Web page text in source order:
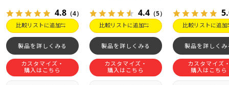
4.8 （4）
比較リストに追加
製品を詳しくみる
カスタマイズ・
購入はこちら
4.4 （5）
比較リストに追加
製品を詳しくみる
カスタマイズ・
購入はこちら
比較リストに追加
製品を詳しくみ
カスタマイズ
購入はこちら